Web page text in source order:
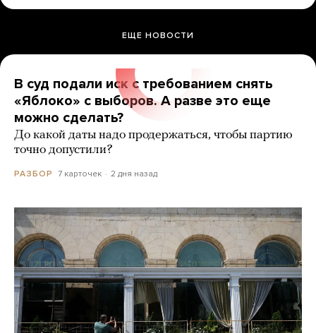
ЕЩЕ НОВОСТИ
В суд подали иск с требованием снять
«Яблоко» с выборов. А разве это еще
можно сделать?
До какой даты надо продержаться, чтобы партию
точно допустили?
РАЗБОР 7 карточек 2 дня назад